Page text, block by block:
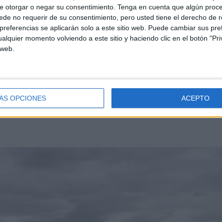
otorgar o negar su consentimiento. Tenga en cuenta que algún
no requerir de su consentimiento, pero usted tiene el derecho de
se aplicarán solo a este sitio web. Puede cambiar sus
momento volviendo a este sitio y haciendo clic en el botón
OPCIONES ACEPTO
se llevó hace poco más de un año de Szeged
500 femenino español, formado por la ceutí Isabel
García y la vasca Begoña Lazcano, finalizó en la
para los Juegos Olímpicos de Tokio 2020,